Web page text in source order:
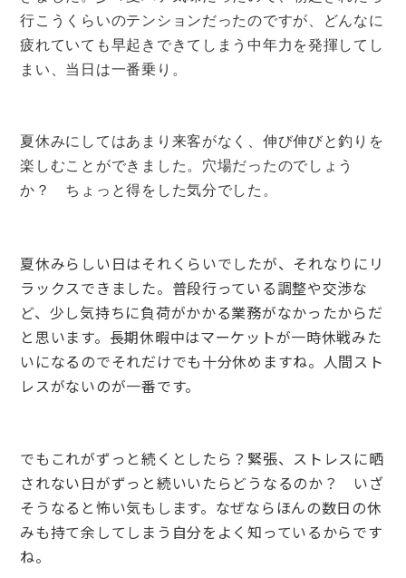
行こうくらいのテンションだったのですが、どんなに
疲れていても早起きできてしまう中年力を発揮してし
まい、当日は一番乗り。
夏休みにしてはあまり来客がなく、伸び伸びと釣りを
楽しむことができました。穴場だったのでしょう
か？ ちょっと得をした気分でした。
夏休みらしい日はそれくらいでしたが、それなりにリ
ラックスできました。普段行っている調整や交渉な
ど、少し気持ちに負荷がかかる業務がなかったからだ
と思います。長期休暇中はマーケットが一時休戦みた
いになるのでそれだけでも十分休めますね。人間スト
レスがないのが一番です。
でもこれがずっと続くとしたら？緊張、ストレスに晒
されない日がずっと続いいたらどうなるのか？ いざ
そうなると怖い気もします。なぜならほんの数日の休
みも持て余してしまう自分をよく知っているからです
ね。